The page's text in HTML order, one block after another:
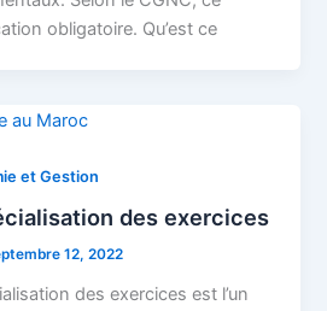
obligatoire. Qu’est ce
et Gestion
des exercices
12, 2022
des exercices est l’un